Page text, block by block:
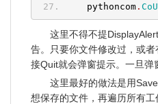
pythoncom.
这里不得不提
告。只要你文件修改过，或
接Quit就会弹窗提示。一旦弹
这里最好的做法是用
想保存的文件，再遍历所有工